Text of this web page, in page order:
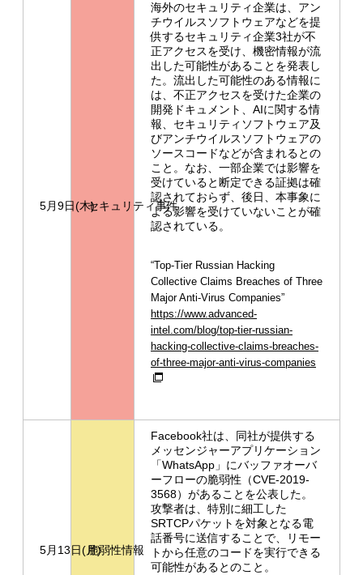
5月9日(木)セキュリティ事件
海外のセキュリティ企業は、アン
チウイルスソフトウェアなどを提
供するセキュリティ企業3社が不
正アクセスを受け、機密情報が流
出した可能性があることを発表し
た。流出した可能性のある情報に
は、不正アクセスを受けた企業の
開発ドキュメント、AIに関する情
報、セキュリティソフトウェア及
びアンチウイルスソフトウェアの
ソースコードなどが含まれるとの
こと。なお、一部企業では影響を
受けていると断定できる証拠は確
認されておらず、後日、本事象に
よる影響を受けていないことが確
認されている。
“Top-Tier Russian Hacking
Collective Claims Breaches of Three
Major Anti-Virus Companies”
https://www.advanced-
intel.com/blog/top-tier-russian-
hacking-collective-claims-breaches-
of-three-major-anti-virus-companies
5月13日(月)脆弱性情報
Facebook社は、同社が提供する
メッセンジャーアプリケーション
「WhatsApp」にバッファオーバ
ーフローの脆弱性（CVE-2019-
3568）があることを公表した。
攻撃者は、特別に細工した
SRTCPパケットを対象となる電
話番号に送信することで、リモー
トから任意のコードを実行できる
可能性があるとのこと。